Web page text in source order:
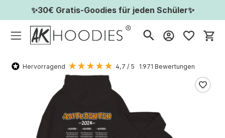
✨30€ Gratis-Goodies für jeden Schüler✨
Hervorragend 4,7 / 5 1.971 Bewertungen